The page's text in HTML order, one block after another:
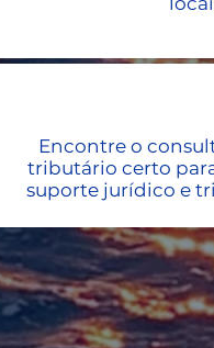
Encontre o
tributário certo
suporte jurídico e